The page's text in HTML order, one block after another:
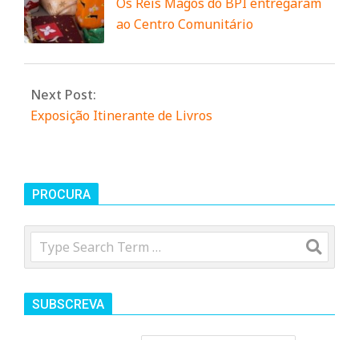
n
d
e
ao Centro Comunitário
Next Post:
Exposição Itinerante de Livros
PROCURA
Search
SUBSCREVA